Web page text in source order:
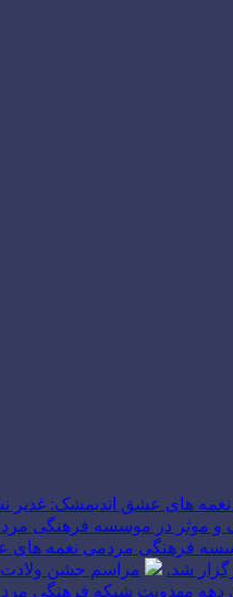
های عشق اندیمشک: غدیر
و موثر در موسسه فرهنگی
فرهنگی مردمی نغمه
شد.
مراسم جشن
دهه مهدویت شبکه فرهنگی